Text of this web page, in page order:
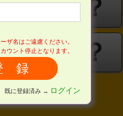
？
？
？ ？
ザ名はご遠慮ください。
ウント停止となります。
既に登録済み → ログイン